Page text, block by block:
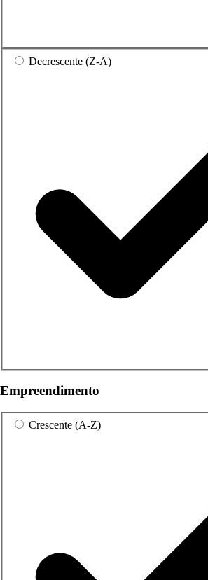
Decrescente (Z-A)
Empreendimento
Crescente (A-Z)